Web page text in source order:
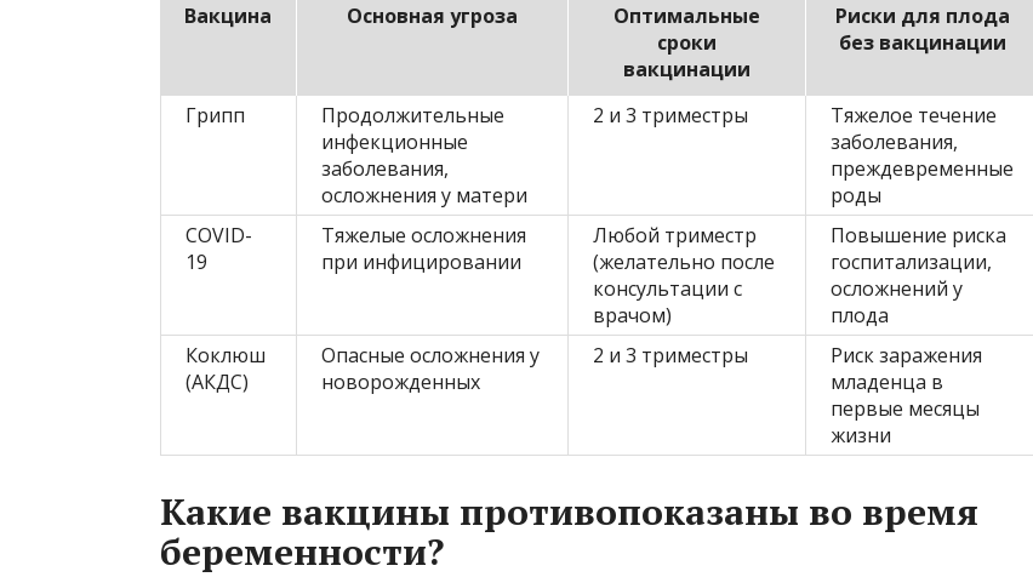
Вакцина Основная угроза
Оптимальные
сроки
вакцинации
Риски для плода
без вакцинации
Грипп
Продолжительные
инфекционные
заболевания,
осложнения у матери
2 и 3 триместры
Тяжелое течение
заболевания,
преждевременные
роды
COVID-
19
Тяжелые осложнения
при инфицировании
Любой триместр
(желательно после
консультации с
врачом)
Повышение риска
госпитализации,
осложнений у
плода
Коклюш
(АКДС)
Опасные осложнения у
новорожденных
2 и 3 триместры
Риск заражения
младенца в
первые месяцы
жизни
Какие вакцины противопоказаны во время
беременности?